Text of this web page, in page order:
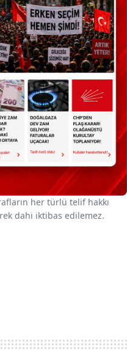
her türlü telif hakkı
dahi iktibas edilemez.